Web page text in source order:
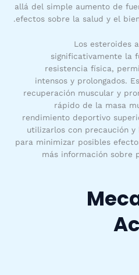
allá del simple aumento de
efectos sobre la salud y el
Los esteroides
significativamente la
resistencia física,
intensos y prolongados.
recuperación muscular y
rápido de la masa
rendimiento deportivo
utilizarlos con precaución
para minimizar posibles
más información sobre